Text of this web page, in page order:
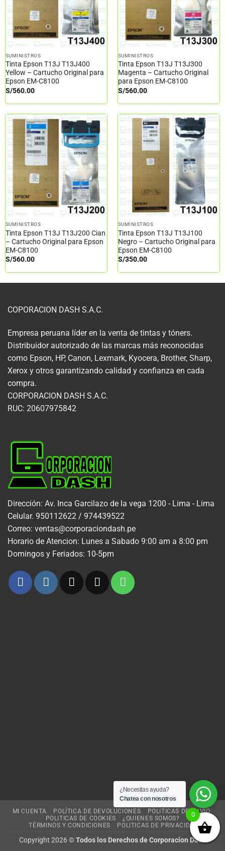
SUMINISTROS
Tinta Epson T13J T13J400
Yellow – Cartucho Original para
Epson EM-C8100
S/560.00
SUMINISTROS
Tinta Epson T13J T13J300
Magenta – Cartucho Original
para Epson EM-C8100
S/560.00
SUMINISTROS
Tinta Epson T13J T13J200 Cian
– Cartucho Original para Epson
EM-C8100
S/560.00
SUMINISTROS
Tinta Epson T13J T13J100
Negro – Cartucho Original para
Epson EM-C8100
S/350.00
COPORACION DASH S.A.C.
Empresa peruana líder en la venta de tintas y tóners.
Distribuidor autorizado de las marcas más reconocidas
como Epson, HP, Canon, Lexmark, Kyocera, Brother, Sharp,
Xerox y otros garantizando calidad y confianza en cada
compra.
CORPORACION DASH S.A.C.
RUC: 20607975842
Dirección: Av. Inca Garcilazo de la vega 1200 - Lima - Lima
Celular. 950112622 / 974439522
Correo: ventas@corporaciondash.pe
Horario de Atencion: Lunes a Sabado 9:00 am a 8:00 pm
Domingos y Feriados: 10-5pm
MI CUENTA POLÍTICA DE DEVOLUCIONES
POLITICAS DE ENVIO
POLITICAS DE COOKIES
¿QUIENES SOMOS?
TÉRMINOS Y CONDICIONES
POLITICAS DE PRIVACIDAD
Copyright 2026 ©Todos los Derechos de Corporacion Dash
¿Necesitas ayuda?
Chatea con nosotros
0